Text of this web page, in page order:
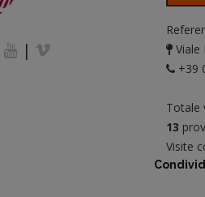
|
Viale
+39
Totale
13
Visite